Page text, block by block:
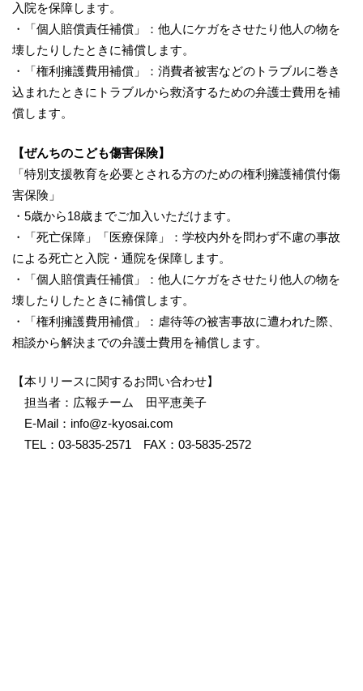
入院を保障します。
・「個人賠償責任補償」：他人にケガをさせたり他人の物を
壊したりしたときに補償します。
・「権利擁護費用補償」：消費者被害などのトラブルに巻き
込まれたときにトラブルから救済するための弁護士費用を補
償します。
【ぜんちのこども傷害保険】
「特別支援教育を必要とされる方のための権利擁護補償付傷
害保険」
・5歳から18歳までご加入いただけます。
・「死亡保障」「医療保障」：学校内外を問わず不慮の事故
による死亡と入院・通院を保障します。
・「個人賠償責任補償」：他人にケガをさせたり他人の物を
壊したりしたときに補償します。
・「権利擁護費用補償」：虐待等の被害事故に遭われた際、
相談から解決までの弁護士費用を補償します。
【本リリースに関するお問い合わせ】
担当者：広報チーム 田平恵美子
E-Mail：info@z-kyosai.com
TEL：03-5835-2571 FAX：03-5835-2572